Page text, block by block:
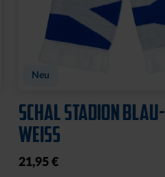
Neu
SCHAL STADION BLAU-
WEISS
21,95 €